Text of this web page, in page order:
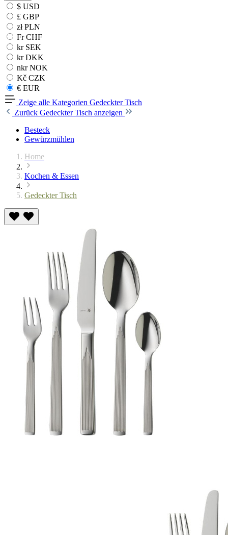
$ USD
£ GBP
zł PLN
Fr CHF
kr SEK
kr DKK
nkr NOK
Kč CZK
€ EUR
Zeige alle Kategorien Gedeckter Tisch
Zurück Gedeckter Tisch anzeigen
Besteck
Gewürzmühlen
Home
Kochen & Essen
Gedeckter Tisch